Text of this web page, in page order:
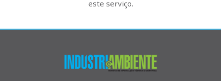
este serviço.